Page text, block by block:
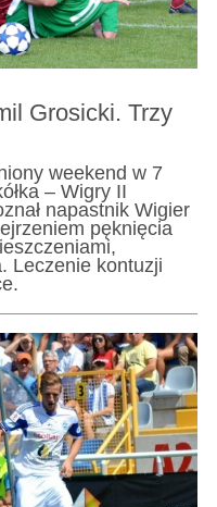
Grosicki. Trzy
weekend w 7
– Wigry II
napastnik Wigier
pęknięcia
Leczenie kontuzji